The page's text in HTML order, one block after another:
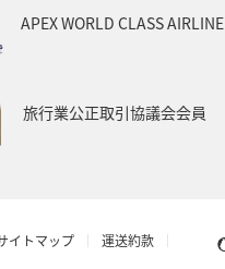
APEX WORLD CLASS AIRLINE
旅行業公正取引協議会会員
イトマップ
運送約款